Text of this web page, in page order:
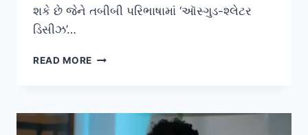
શકે છે જેને તબીબી પરિભાષામાં ‘ઑસ્ગુડ-શ્લેટર
ડિસીઝ’…
READ MORE બાળકોમાં
(OSGOOD-
SCHLATTER):